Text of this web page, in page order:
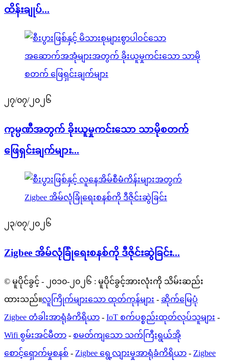
ထိန်းချုပ်...
၂၇/၀၇/၂၀၂၆
ကုမ္ပဏီအတွက် ခိုးယူမှုကင်းသော သာမိုစတက်
ဖြေရှင်းချက်များ...
၂၃/၀၇/၂၀၂၆
Zigbee အိမ်လုံခြုံရေးစနစ်ကို ဒီဇိုင်းဆွဲခြင်း...
© မူပိုင်ခွင့် - ၂၀၁၀-၂၀၂၆ : မူပိုင်ခွင့်အားလုံးကို သိမ်းဆည်း
ထားသည်။လူကြိုက်များသော ထုတ်ကုန်များ - ဆိုက်မြေပုံ
Zigbee တံခါးအာရုံခံကိရိယာ - IoT စက်ပစ္စည်းထုတ်လုပ်သူများ -
Wifi စွမ်းအင်မီတာ - စမတ်ကျသော သက်ကြီးရွယ်အို
စောင့်ရှောက်မှုစနစ် - Zigbee ရွေ့လျားမှုအာရုံခံကိရိယာ - Zigbee